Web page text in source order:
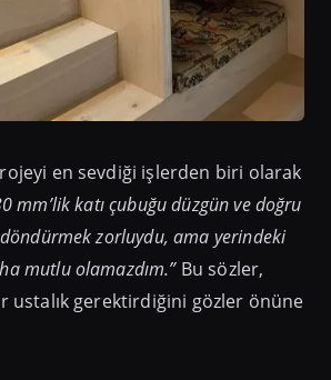
en sevdiği işlerden biri olarak
mm’lik katı çubuğu düzgün ve doğru
zorluydu, ama yerindeki
mutlu olamazdım.”Bu sözler,
ustalık gerektirdiğini gözler önüne